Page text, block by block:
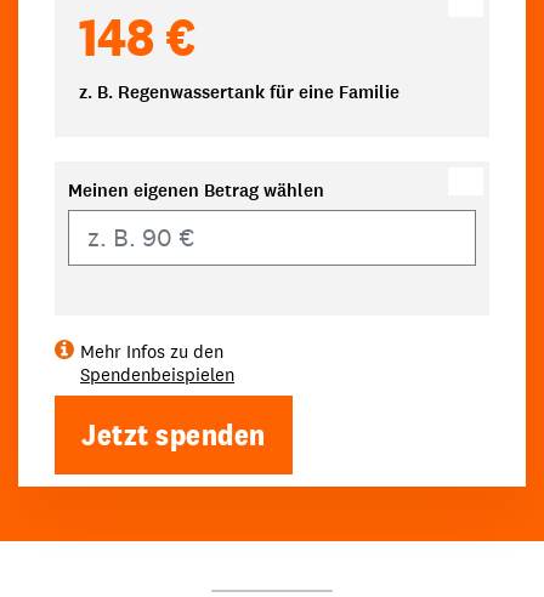
148 €
z. B. Regenwassertank für eine Familie
Meinen eigenen Betrag wählen
Mehr Infos zu den
Spendenbeispielen
Jetzt spenden